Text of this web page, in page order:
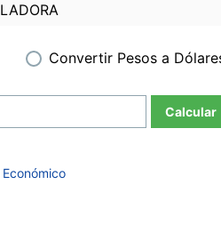
Convertir Pesos a
Calcular